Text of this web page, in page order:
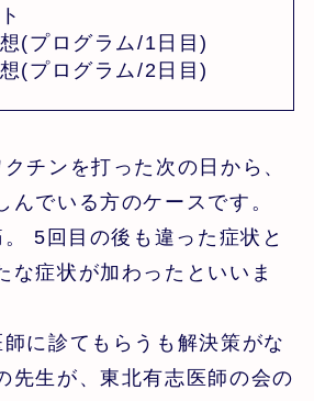
(プログラム/1日目)
(プログラム/2日目)
チンを打った次の日から、
んでいる方のケースです。
5回目の後も違った症状と
な症状が加わったといいま
に診てもらうも解決策がな
先生が、東北有志医師の会の